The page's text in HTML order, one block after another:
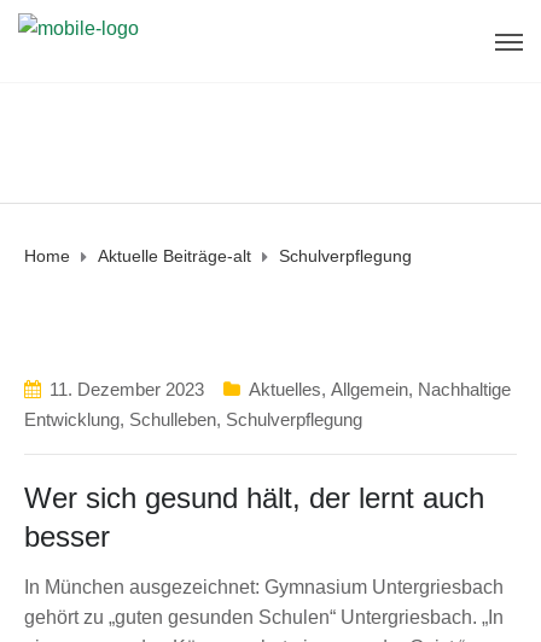
Home Aktuelle Beiträge-alt Schulverpflegung
11. Dezember 2023 Aktuelles, Allgemein, Nachhaltige
Entwicklung, Schulleben, Schulverpflegung
Wer sich gesund hält, der lernt auch
besser
In München ausgezeichnet: Gymnasium Untergriesbach
gehört zu „guten gesunden Schulen“ Untergriesbach. „In